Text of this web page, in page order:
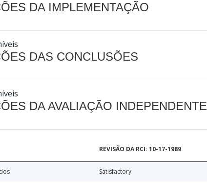
DA IMPLEMENTAÇÃO
DAS CONCLUSÕES
DA AVALIAÇÃO INDEPENDENTE
REVISÃO DA RCI: 10-17-1989
Satisfactory